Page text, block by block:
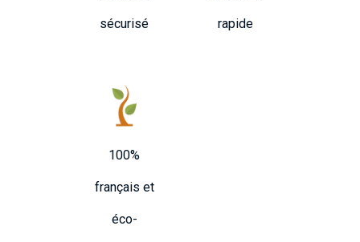
sécurisé rapide
100%
français et
éco-